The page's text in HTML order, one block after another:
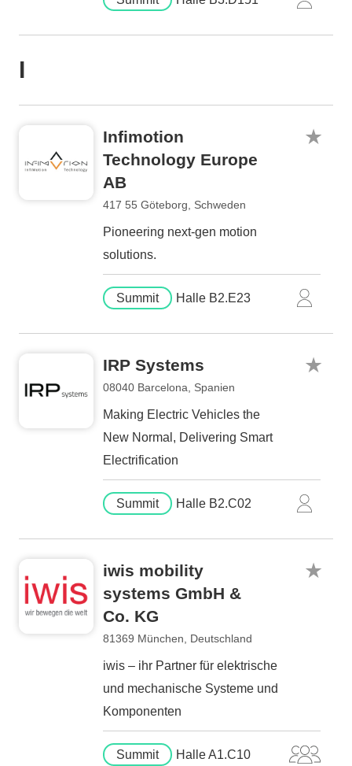
I
Infimotion
Technology Europe
AB
417 55 Göteborg, Schweden
Pioneering next-gen motion
solutions.
Summit Halle B2.E23
IRP Systems
08040 Barcelona, Spanien
Making Electric Vehicles the
New Normal, Delivering Smart
Electrification
Summit Halle B2.C02
iwis mobility
systems GmbH &
Co. KG
81369 München, Deutschland
iwis – ihr Partner für elektrische
und mechanische Systeme und
Komponenten
Summit Halle A1.C10